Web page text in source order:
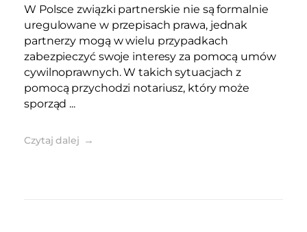
W Polsce związki partnerskie nie są formalnie
uregulowane w przepisach prawa, jednak
partnerzy mogą w wielu przypadkach
zabezpieczyć swoje interesy za pomocą umów
cywilnoprawnych. W takich sytuacjach z
pomocą przychodzi notariusz, który może
sporząd ...
Czytaj dalej